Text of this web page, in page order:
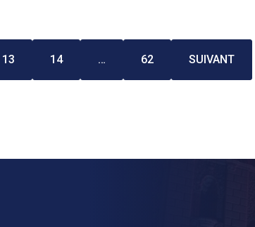
13 14 … 62 SUIVANT